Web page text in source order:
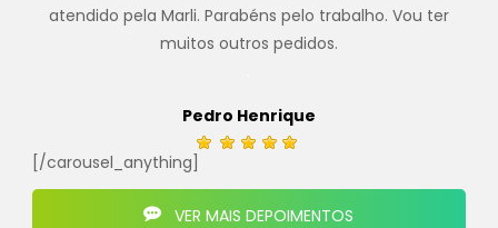
atendido pela Marli. Parabéns pelo trabalho. Vou ter
muitos outros pedidos.
Pedro Henrique
[/carousel_anything]
VER MAIS DEPOIMENTOS